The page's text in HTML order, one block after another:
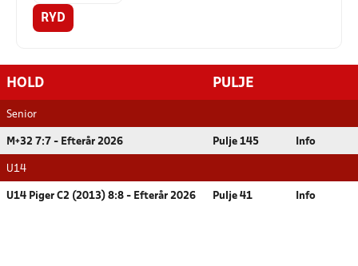
RYD
HOLD PULJE
Senior
M+32 7:7 - Efterår 2026 Pulje 145 Info
U14
U14 Piger C2 (2013) 8:8 - Efterår 2026 Pulje 41 Info